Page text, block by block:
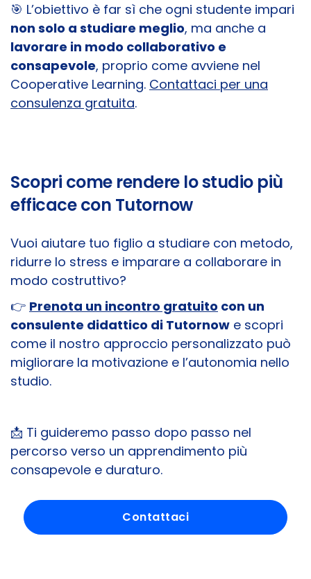
🎯 L’obiettivo è far sì che ogni studente impari
non solo a studiare meglio, ma anche a
lavorare in modo collaborativo e
consapevole, proprio come avviene nel
Cooperative Learning. Contattaci per una
consulenza gratuita.
Scopri come rendere lo studio più
efficace con Tutornow
Vuoi aiutare tuo figlio a studiare con metodo,
ridurre lo stress e imparare a collaborare in
modo costruttivo?
👉 Prenota un incontro gratuito con un
consulente didattico di Tutornow e scopri
come il nostro approccio personalizzato può
migliorare la motivazione e l’autonomia nello
studio.
📩 Ti guideremo passo dopo passo nel
percorso verso un apprendimento più
consapevole e duraturo.
Contattaci